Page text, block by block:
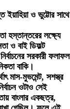
ইয়াহিয়া ও ভুট্টোর সাথে
হস্তান্তরের লক্ষ্যে
ও বাই ডিফল্ট
সরকারী ফলাফল
বাকি।
মাস-মুভমেন্ট, সশস্ত্র
ওটাও সেই
বাংলার একছত্র,